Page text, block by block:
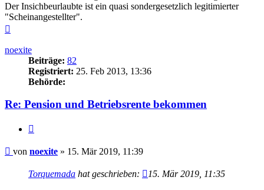
Der Insichbeurlaubte ist ein quasi sondergesetzlich legitimierter
"Scheinangestellter".
noexite
Beiträge: 82
Registriert: 25. Feb 2013, 13:36
Behörde:
Re: Pension und Betriebsrente bekommen
Beitrag
von noexite » 15. Mär 2019, 11:39
Torquemada hat geschrieben: 15. Mär 2019, 11:35